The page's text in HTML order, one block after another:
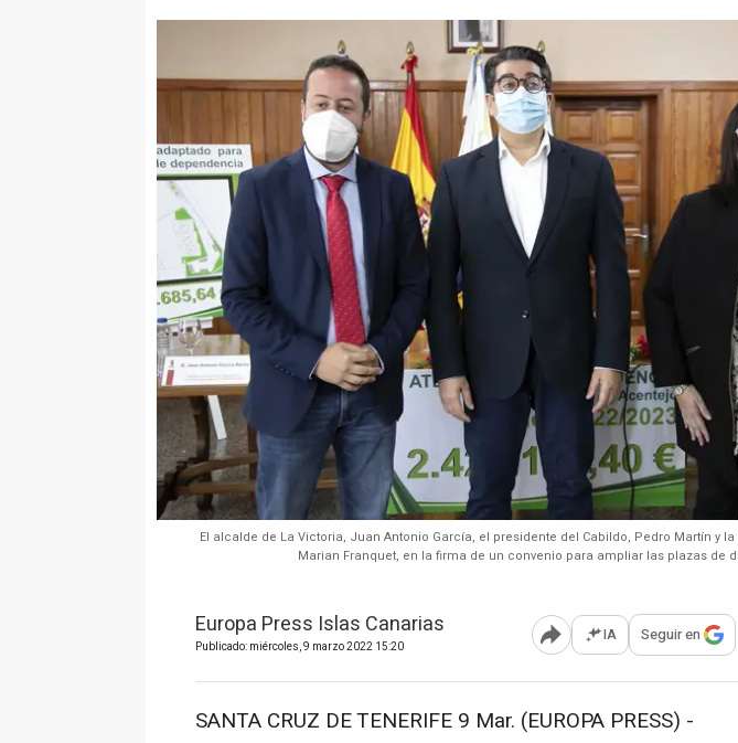
El alcalde de La Victoria, Juan Antonio García, el presidente del Cabildo, Pedro Martín y
Marian Franquet, en la firma de un convenio para ampliar las plazas de
Europa Press Islas Canarias
Publicado: miércoles, 9 marzo 2022 15:20 Abrir opciones para
IA Seguir en
SANTA CRUZ DE TENERIFE 9 Mar. (EUROPA PRESS) -